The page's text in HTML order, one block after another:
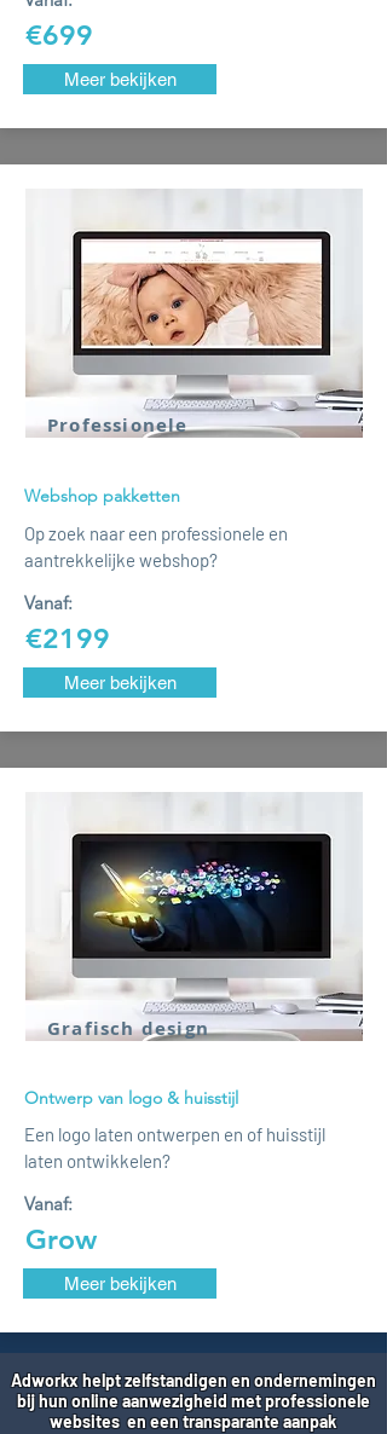
€699
Meer bekijken
Professionele
Webshop pakketten
Op zoek naar een professionele en
aantrekkelijke webshop?
Vanaf:
€2199
Meer bekijken
Grafisch design
Ontwerp van logo & huisstijl
Een logo laten ontwerpen en of huisstijl
laten ontwikkelen?
Vanaf:
Grow
Meer bekijken
Adworkx helpt zelfstandigen en ondernemingen
bij hun online aanwezigheid met professionele
websites en een transparante aanpak